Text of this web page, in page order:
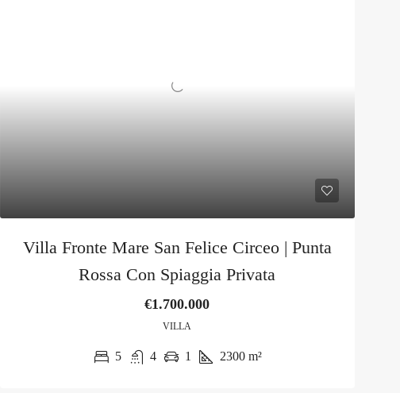
Villa Fronte Mare San Felice Circeo | Punta
Rossa Con Spiaggia Privata
€1.700.000
VILLA
5 4 1 2300 m²